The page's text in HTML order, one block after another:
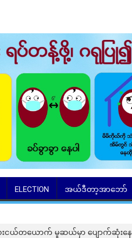
ELECTION အယ်ဒီတာ့အာဘော်
ငယ်တယောက် မူဆယ်မှာ ပျောက်ဆုံးနေ